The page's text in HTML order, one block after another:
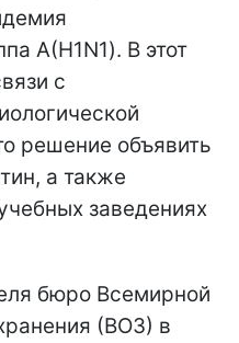
А(H1N1). В этот
с
решение объявить
а также
заведениях
бюро Всемирной
(ВОЗ) в